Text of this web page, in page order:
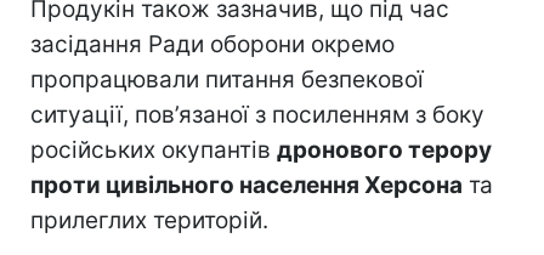
Продукін також зазначив, що під час
засідання Ради оборони окремо
пропрацювали питання безпекової
ситуації, пов’язаної з посиленням з боку
російських окупантів дронового терору
проти цивільного населення Херсона та
прилеглих територій.